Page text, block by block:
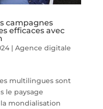
campagnes
efficaces avec
| Agence digitale
multilingues sont
le paysage
mondialisation